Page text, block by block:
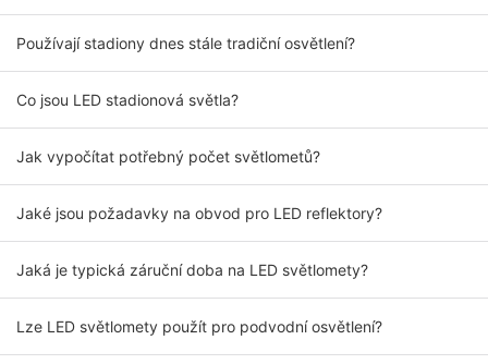
Používají stadiony dnes stále tradiční osvětlení?
Co jsou LED stadionová světla?
Jak vypočítat potřebný počet světlometů?
Jaké jsou požadavky na obvod pro LED reflektory?
Jaká je typická záruční doba na LED světlomety?
Lze LED světlomety použít pro podvodní osvětlení?